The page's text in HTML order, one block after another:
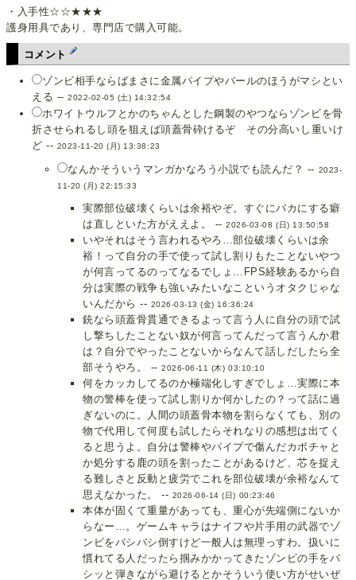
・入手性☆☆★★★
護身用具であり、専門店で購入可能。
コメント
ゾンビ相手ならばまさに金属パイプやバールのほうがマシとい
える --2022-02-05 (土) 14:32:54
ホワイトウルフとかのちゃんとした鋼製のやつならゾンビを骨
折させられるし頭を狙えば頭蓋骨砕けるぞ その分高いし重いけ
ど -- 2023-11-20 (月) 13:38:23
なんかそういうマンガかなろう小説でも読んだ？ -- 2023-
11-20 (月) 22:15:33
実際部位破壊くらいは余裕やぞ。すぐにバカにする癖
は直しといた方がええよ。 --2026-03-08 (日) 13:50:58
いやそれはそう言われるやろ…部位破壊くらいは余
裕！って自分の手で使って試し割りもたことないやつ
が何言ってるのってなるでしょ…FPS経験あるから自
分は実際の戦争も強いみたいなこというオタクじゃな
いんだから -- 2026-03-13 (金) 16:36:24
銃なら頭蓋骨貫通できるよって言う人に自分の頭で試
し撃ちしたことない奴が何言ってんだって言うんか君
は？自分でやったことないからなんて話しだしたら全
部そうやろ。 --2026-06-11 (木) 03:10:10
何をカッカしてるのか極端化しすぎでしょ…実際に本
物の警棒を使って試し割りか何かしたの？って話に過
ぎないのに。人間の頭蓋骨本物を割らなくても、別の
物で代用して何度も試したらそれなりの感想は出てく
ると思うよ。自分は警棒やパイプで傷んだカボチャと
か処分する鹿の頭を割ったことがあるけど、芯を捉え
る難しさと反動と疲労でこれを部位破壊が余裕なんて
思えなかった。 -- 2026-06-14 (日) 00:23:46
本体が固くて重量があっても、重心が先端側にないか
らなー…。ゲームキャラはナイフや片手用の武器でゾ
ンビをバシバシ倒すけど一般人は無理っすわ。扱いに
慣れてる人だったら掴みかかってきたゾンビの手をバ
シッと弾きながら避けるとかそういう使い方がせいぜ